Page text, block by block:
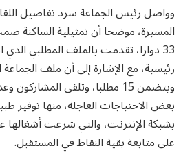
وواصل رئيس الجماعة سرد تفاصيل
رئيسية، مع الإشارة إلى أن ملف
ويتضمن 15 مطلبا، وتلقى
بعض الاحتياجات العاجلة، منها توفير
بشبكة الإنترنت، والتي شرعت أشغالها
على متابعة بقية النقاط في المستقبل.